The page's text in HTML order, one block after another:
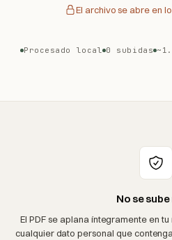
El archivo se abre en
Procesado local 0 subidas
No se sube
El PDF se aplana íntegramente en
cualquier dato personal que